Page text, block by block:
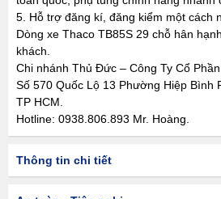
5. Hỗ trợ đăng kí, đăng kiểm một cách
Dòng xe Thaco TB85S 29 chỗ hân
khách.
Chi nhánh Thủ Đức – Công Ty Cổ
Số 570 Quốc Lộ 13 Phường Hiệp Bình
TP HCM.
Hotline: 0938.806.893 Mr. Hoàng.
Thông tin chi tiết